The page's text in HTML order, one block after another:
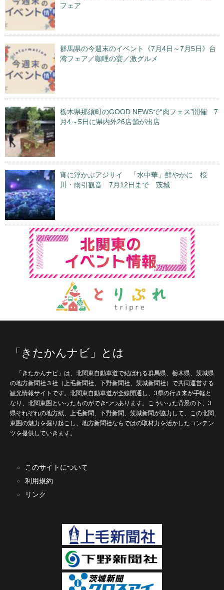
フェア
群馬県の今週末のイベント《7月4日～7月5日》台
湾フェア／咖哩の宴／激グルメ
栃木県那須町のGOOD NEWSで“肉フェス”開催 7
月4～5日に県内外26店舗が出店
宵に浮かぶアジサイ 「水中華」鮮やかに 桜
川・雨引観音 7月12日まで 茨城
「きたかんナビ」とは
「きたかんナビ」は、北関東自動車道で結ばれる群馬県、栃木県、茨城県
の地方新聞社３社（上毛新聞社、下野新聞社、茨城新聞社）で共同運営する
観光情報サイトです。北関東自動車道が全線開通し、3県の行き来が手軽と
なり、北関東圏といったものができつつあります。こういった背景の下、3
県それぞれの地方紙、上毛新聞、下野新聞、茨城新聞が協力して、この北関
東圏の魅力を掘り起こし、地方新聞社ならではの取材力を活かしたコンテン
ツを提供していきます。
このサイトについて
利用規約
リンク